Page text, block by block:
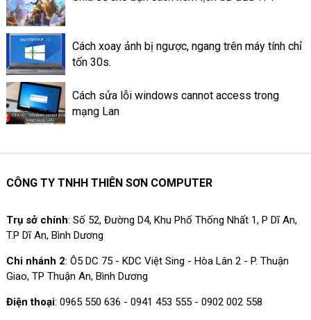
Cách xoay ảnh bị ngược, ngang trên máy tính chỉ
tốn 30s.
Cách sửa lỗi windows cannot access trong
mạng Lan
CÔNG TY TNHH THIÊN SƠN COMPUTER
Trụ sở chính: Số 52, Đường D4, Khu Phố Thống Nhất 1, P Dĩ An,
T.P Dĩ An, Bình Dương
Chi nhánh 2: Ô5 DC 75 - KDC Việt Sing - Hòa Lân 2 - P. Thuận
Giao, TP Thuận An, Bình Dương
Điện thoại: 0965 550 636 - 0941 453 555 - 0902 002 558